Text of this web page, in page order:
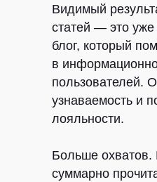
Видимый
статей — это
блог, который
в
пользователей.
узнаваемость и
лояльности.
Больше охватов.
суммарно